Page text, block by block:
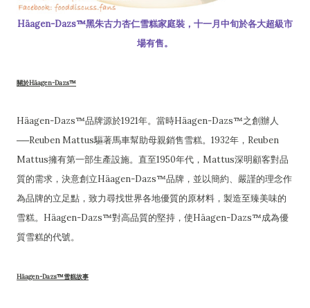
Häagen-Dazs™黑朱古力杏仁雪糕家庭裝，十一月中旬於各大超級市
場有售。
關於Häagen-Dazs™
Häagen-Dazs™品牌源於1921年。當時Häagen-Dazs™之創辦人
──Reuben Mattus驅著馬車幫助母親銷售雪糕。1932年，Reuben
Mattus擁有第一部生產設施。直至1950年代，Mattus深明顧客對品
質的需求，決意創立Häagen-Dazs™品牌，並以簡約、嚴謹的理念作
為品牌的立足點，致力尋找世界各地優質的原材料，製造至臻美味的
雪糕。Häagen-Dazs™對高品質的堅持，使Häagen-Dazs™成為優
質雪糕的代號。
Häagen-Dazs™雪糕故事